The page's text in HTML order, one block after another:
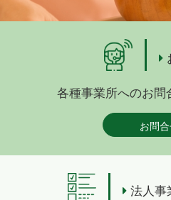
各種事業所へのお問
お問
法人事